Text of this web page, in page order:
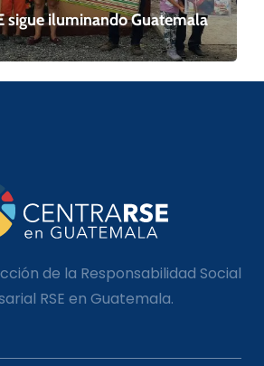
sigue iluminando Guatemala
de la Responsabilidad Social
RSE en Guatemala.